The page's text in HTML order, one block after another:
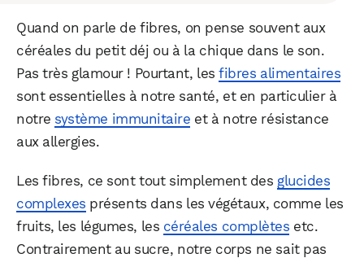
Quand on parle de fibres, on pense souvent aux
céréales du petit déj ou à la chique dans le son.
Pas très glamour ! Pourtant, lesfibres alimentaires
sont essentielles à notre santé, et en particulier à
notre système immunitaire et à notre résistance
aux allergies.
Les fibres, ce sont tout simplement des glucides
complexes présents dans les végétaux, comme les
fruits, les légumes, les céréales complètes etc.
Contrairement au sucre, notre corps ne sait pas